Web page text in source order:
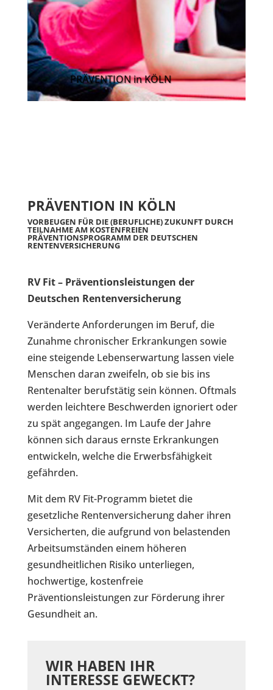
PRÄVENTION in KÖLN
PRÄVENTION IN KÖLN
VORBEUGEN FÜR DIE (BERUFLICHE) ZUKUNFT DURCH
TEILNAHME AM KOSTENFREIEN
PRÄVENTIONSPROGRAMM DER DEUTSCHEN
RENTENVERSICHERUNG
RV Fit – Präventionsleistungen der
Deutschen Rentenversicherung
Veränderte Anforderungen im Beruf, die
Zunahme chronischer Erkrankungen sowie
eine steigende Lebenserwartung lassen viele
Menschen daran zweifeln, ob sie bis ins
Rentenalter berufstätig sein können. Oftmals
werden leichtere Beschwerden ignoriert oder
zu spät angegangen. Im Laufe der Jahre
können sich daraus ernste Erkrankungen
entwickeln, welche die Erwerbsfähigkeit
gefährden.
Mit dem RV Fit-Programm bietet die
gesetzliche Rentenversicherung daher ihren
Versicherten, die aufgrund von belastenden
Arbeitsumständen einem höheren
gesundheitlichen Risiko unterliegen,
hochwertige, kostenfreie
Präventionsleistungen zur Förderung ihrer
Gesundheit an.
WIR HABEN IHR
INTERESSE GEWECKT?